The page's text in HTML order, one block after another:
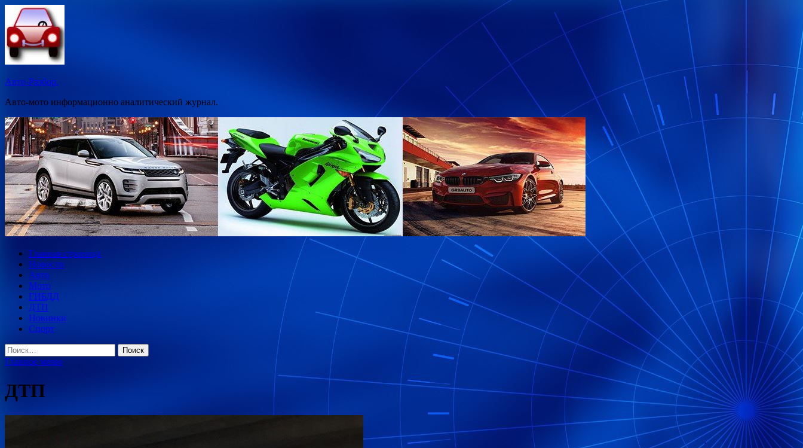
Перейти
содержимому
Авто-Разбор.
Авто-мото информационно аналитический журнал.
Главная страница
Новости
Авто
Мото
ГИБДД
ДТП
Новинки
Спорт
Найти:
Главное меню
ДТП